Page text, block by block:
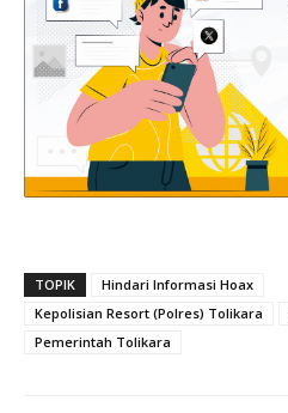
TOPIK
Hindari Informasi Hoax
Kepolisian Resort (Polres) Tolikara
Pemerintah Tolikara